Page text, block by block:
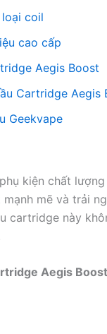
coil
cao cấp
Aegis Boost
Cartridge Aegis
Geekvape
kiện chất
mạnh mẽ và trải
cartridge này
Aegis Boost